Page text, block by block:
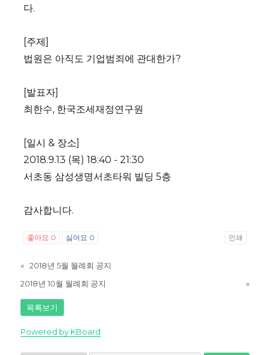
다.
[주제]
법원은 아직도 기업범죄에 관대한가?
[발표자]
최한수, 한국조세재정연구원
[일시 & 장소]
2018.9.13 (목) 18:40 - 21:30
서초동 삼성생명서초타워 빌딩 5층
감사합니다.
좋아요 0 싫어요 0 인쇄
« 2018년 5월 월례회 공지
2018년 10월 월례회 공지
»
목록보기
Powered by KBoard